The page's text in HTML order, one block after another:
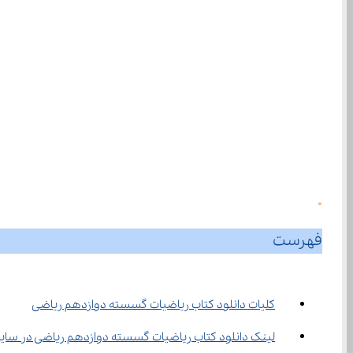
0
فهرست
کلیات دانلود کتاب ریاضیات گسسته دوازدهم ریاضی
لینک دانلود کتاب ریاضیات گسسته دوازدهم ریاضی در